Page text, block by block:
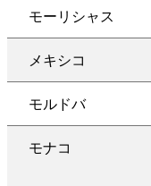
モーリシャス
メキシコ
モルドバ
モナコ